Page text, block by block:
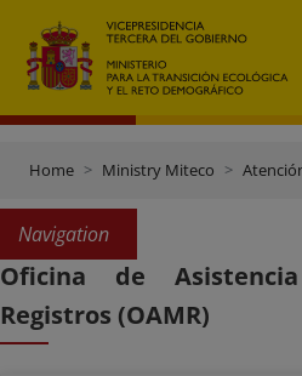
Home Ministry Miteco
Navigation
Oficina de
Registros (OAMR)